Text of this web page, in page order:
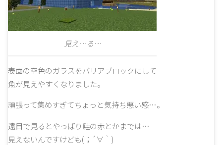
見え…る…
表面の空色のガラスをバリアブロックにして
魚が見えやすくなりました。
頑張って集めすぎてちょっと気持ち悪い感…。
遠目で見るとやっぱり鮭の赤とかまでは…
見えないんですけども(；´∀｀)